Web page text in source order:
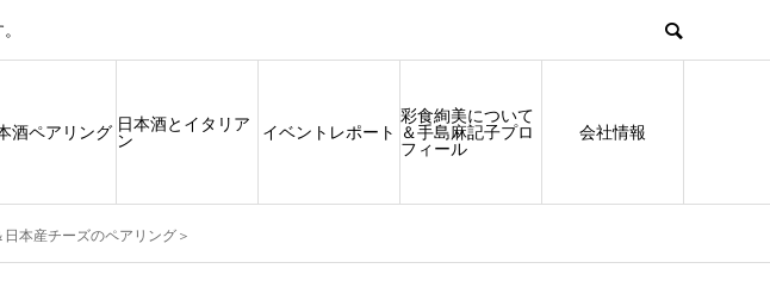
酒ペアリング 日本酒とイタリア
ン イベントレポート
彩食絢美について
＆手島麻記子プロ
フィール
会社情報
本産チーズのペアリング＞